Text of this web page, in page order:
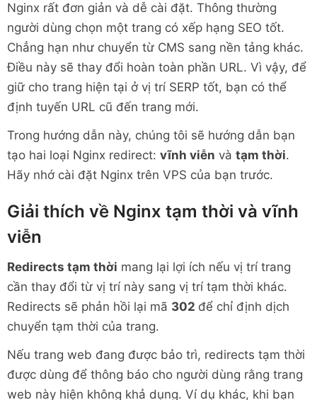
Nginx rất đơn giản và dễ cài đặt. Thông thường
người dùng chọn một trang có xếp hạng SEO tốt.
Chẳng hạn như chuyển từ CMS sang nền tảng khác.
Điều này sẽ thay đổi hoàn toàn phần URL. Vì vậy, để
giữ cho trang hiện tại ở vị trí SERP tốt, bạn có thể
định tuyến URL cũ đến trang mới.
Trong hướng dẫn này, chúng tôi sẽ hướng dẫn bạn
tạo hai loại Nginx redirect: vĩnh viễn và tạm thời.
Hãy nhớ cài đặt Nginx trên VPS của bạn trước.
Giải thích về Nginx tạm thời và vĩnh
viễn
Redirects tạm thời mang lại lợi ích nếu vị trí trang
cần thay đổi từ vị trí này sang vị trí tạm thời khác.
Redirects sẽ phản hồi lại mã 302 để chỉ định dịch
chuyển tạm thời của trang.
Nếu trang web đang được bảo trì, redirects tạm thời
được dùng để thông báo cho người dùng rằng trang
web này hiện không khả dụng. Ví dụ khác, khi bạn